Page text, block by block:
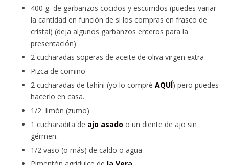
400 g de garbanzos cocidos y escurridos (puedes variar
la cantidad en función de si los compras en frasco de
cristal) (deja algunos garbanzos enteros para la
presentación)
2 cucharadas soperas de aceite de oliva virgen extra
Pizca de comino
2 cucharadas de tahini (yo lo compré AQUÍ) pero puedes
hacerlo en casa.
1/2 limón (zumo)
1 cucharadita de ajo asado o un diente de ajo sin
gérmen.
1/2 vaso (o más) de caldo o agua